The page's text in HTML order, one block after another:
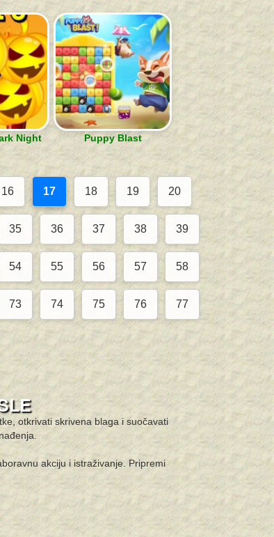
Night Puppy Blast
16 17 18 19 20
35 36 37 38 39
54 55 56 57 58
73 74 75 76 77
otkrivati skrivena blaga i suočavati
akciju i istraživanje. Pripremi